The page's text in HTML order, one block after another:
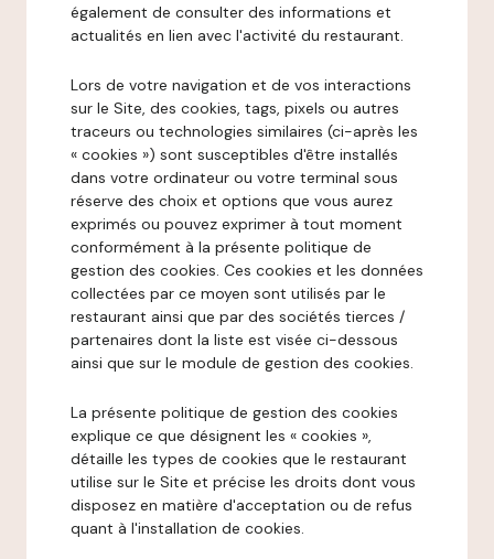
également de consulter des informations et
actualités en lien avec l'activité du restaurant.
Lors de votre navigation et de vos interactions
sur le Site, des cookies, tags, pixels ou autres
traceurs ou technologies similaires (ci-après les
« cookies ») sont susceptibles d'être installés
dans votre ordinateur ou votre terminal sous
réserve des choix et options que vous aurez
exprimés ou pouvez exprimer à tout moment
conformément à la présente politique de
gestion des cookies. Ces cookies et les données
collectées par ce moyen sont utilisés par le
restaurant ainsi que par des sociétés tierces /
partenaires dont la liste est visée ci-dessous
ainsi que sur le module de gestion des cookies.
La présente politique de gestion des cookies
explique ce que désignent les « cookies »,
détaille les types de cookies que le restaurant
utilise sur le Site et précise les droits dont vous
disposez en matière d'acceptation ou de refus
quant à l'installation de cookies.